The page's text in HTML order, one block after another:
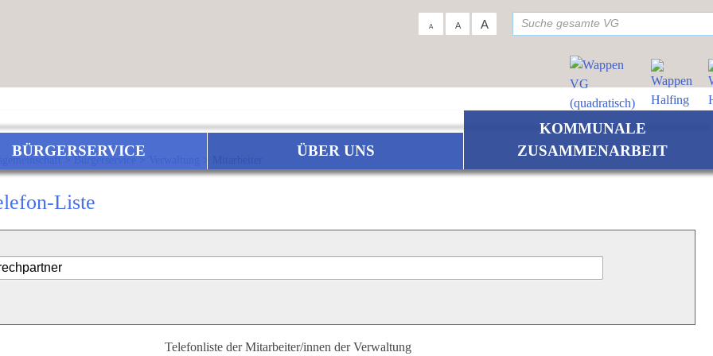
A A A
BÜRGERSERVICE ÜBER UNS
KOMMUNALE
ZUSAMMENARBEIT
>Bürgerservice>
Liste
Telefonliste der Mitarbeiter/innen der Verwaltung